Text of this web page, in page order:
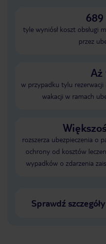
689
tyle wyniósł koszt obsługi
przez
Aż
w przypadku tylu
wakacji w ramach
rozszerza ubezpieczenia o
ochrony od kosztów
wypadków o zdarzenia
Sprawdź